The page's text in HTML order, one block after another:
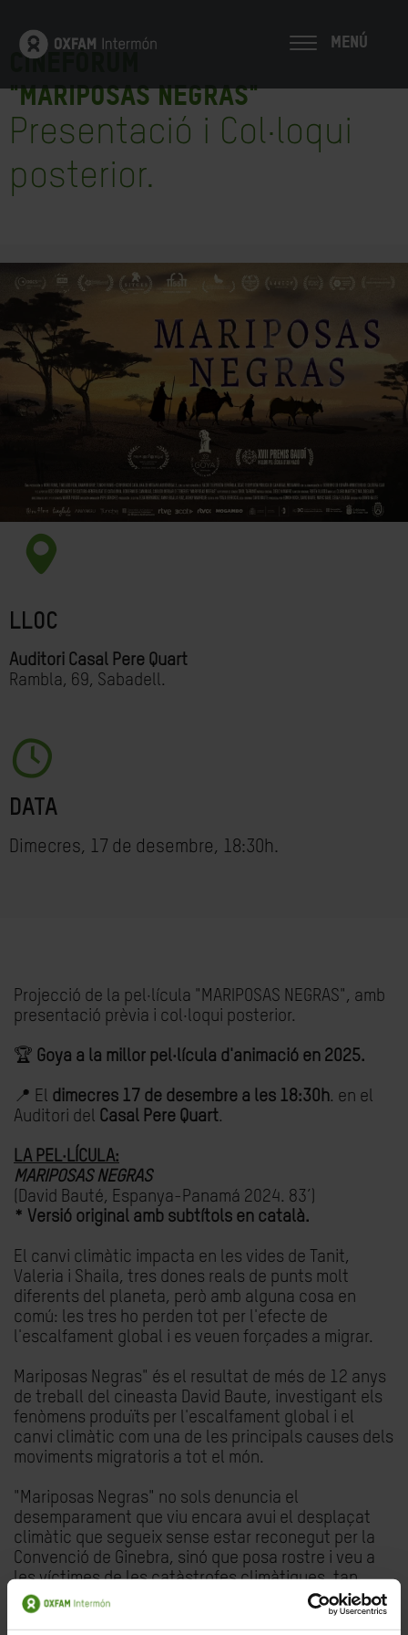
MENÚ
Cinefòrum
"MARIPOSAS NEGRAS"
Presentació i Col·loqui
posterior.
LLOC
Auditori Casal Pere Quart
Rambla, 69, Sabadell.
DATA
Dimecres, 17 de desembre, 18:30h.
Projecció de la pel·lícula "MARIPOSAS NEGRAS", amb
presentació prèvia i col·loqui posterior.
🏆 Goya a la millor pel·lícula d'animació en 2025.
📍 El dimecres 17 de desembre a les 18:30h. en el
Auditori del Casal Pere Quart.
LA PEL·LÍCULA:
MARIPOSAS NEGRAS
(David Bauté, Espanya-Panamá 2024. 83’)
* Versió original amb subtítols en català.
El canvi climàtic impacta en les vides de Tanit,
Valeria i Shaila, tres dones reals de punts molt
diferents del planeta, però amb alguna cosa en
comú: les tres ho perden tot per l'efecte de
l'escalfament global i es veuen forçades a migrar.
Mariposas Negras" és el resultat de més de 12 anys
de treball del cineasta David Baute, investigant els
fenòmens produïts per l'escalfament global i el
canvi climàtic com una de les principals causes dels
moviments migratoris a tot el món.
"Mariposas Negras" no sols denuncia el
desemparament que viu encara avui el desplaçat
climàtic que segueix sense estar reconegut per la
Convenció de Ginebra, sinó que posa rostre i veu a
les víctimes de les catàstrofes climàtiques, tan
tristament d'actualitat. I ho fa através d'una
exquisida animació en 2D que ens fa viatjar pel Carib,